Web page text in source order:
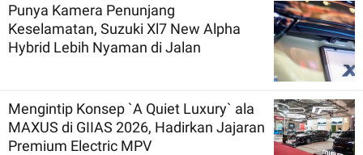
Punya Kamera Penunjang
Keselamatan, Suzuki Xl7 New Alpha
Hybrid Lebih Nyaman di Jalan
Mengintip Konsep `A Quiet Luxury` ala
MAXUS di GIIAS 2026, Hadirkan Jajaran
Premium Electric MPV